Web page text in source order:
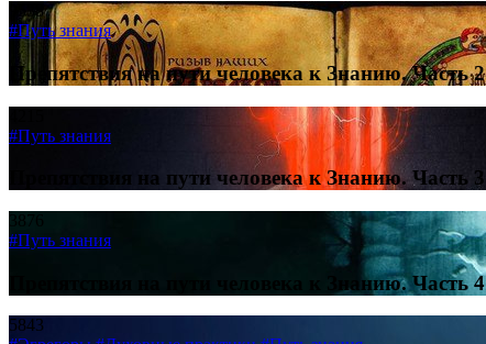
9538
#Путь знания
Препятствия на пути человека к Знанию. Часть 2
#Путь знания
Препятствия на пути человека к Знанию. Часть 3
3876
#Путь знания
Препятствия на пути человека к Знанию. Часть 4
5843